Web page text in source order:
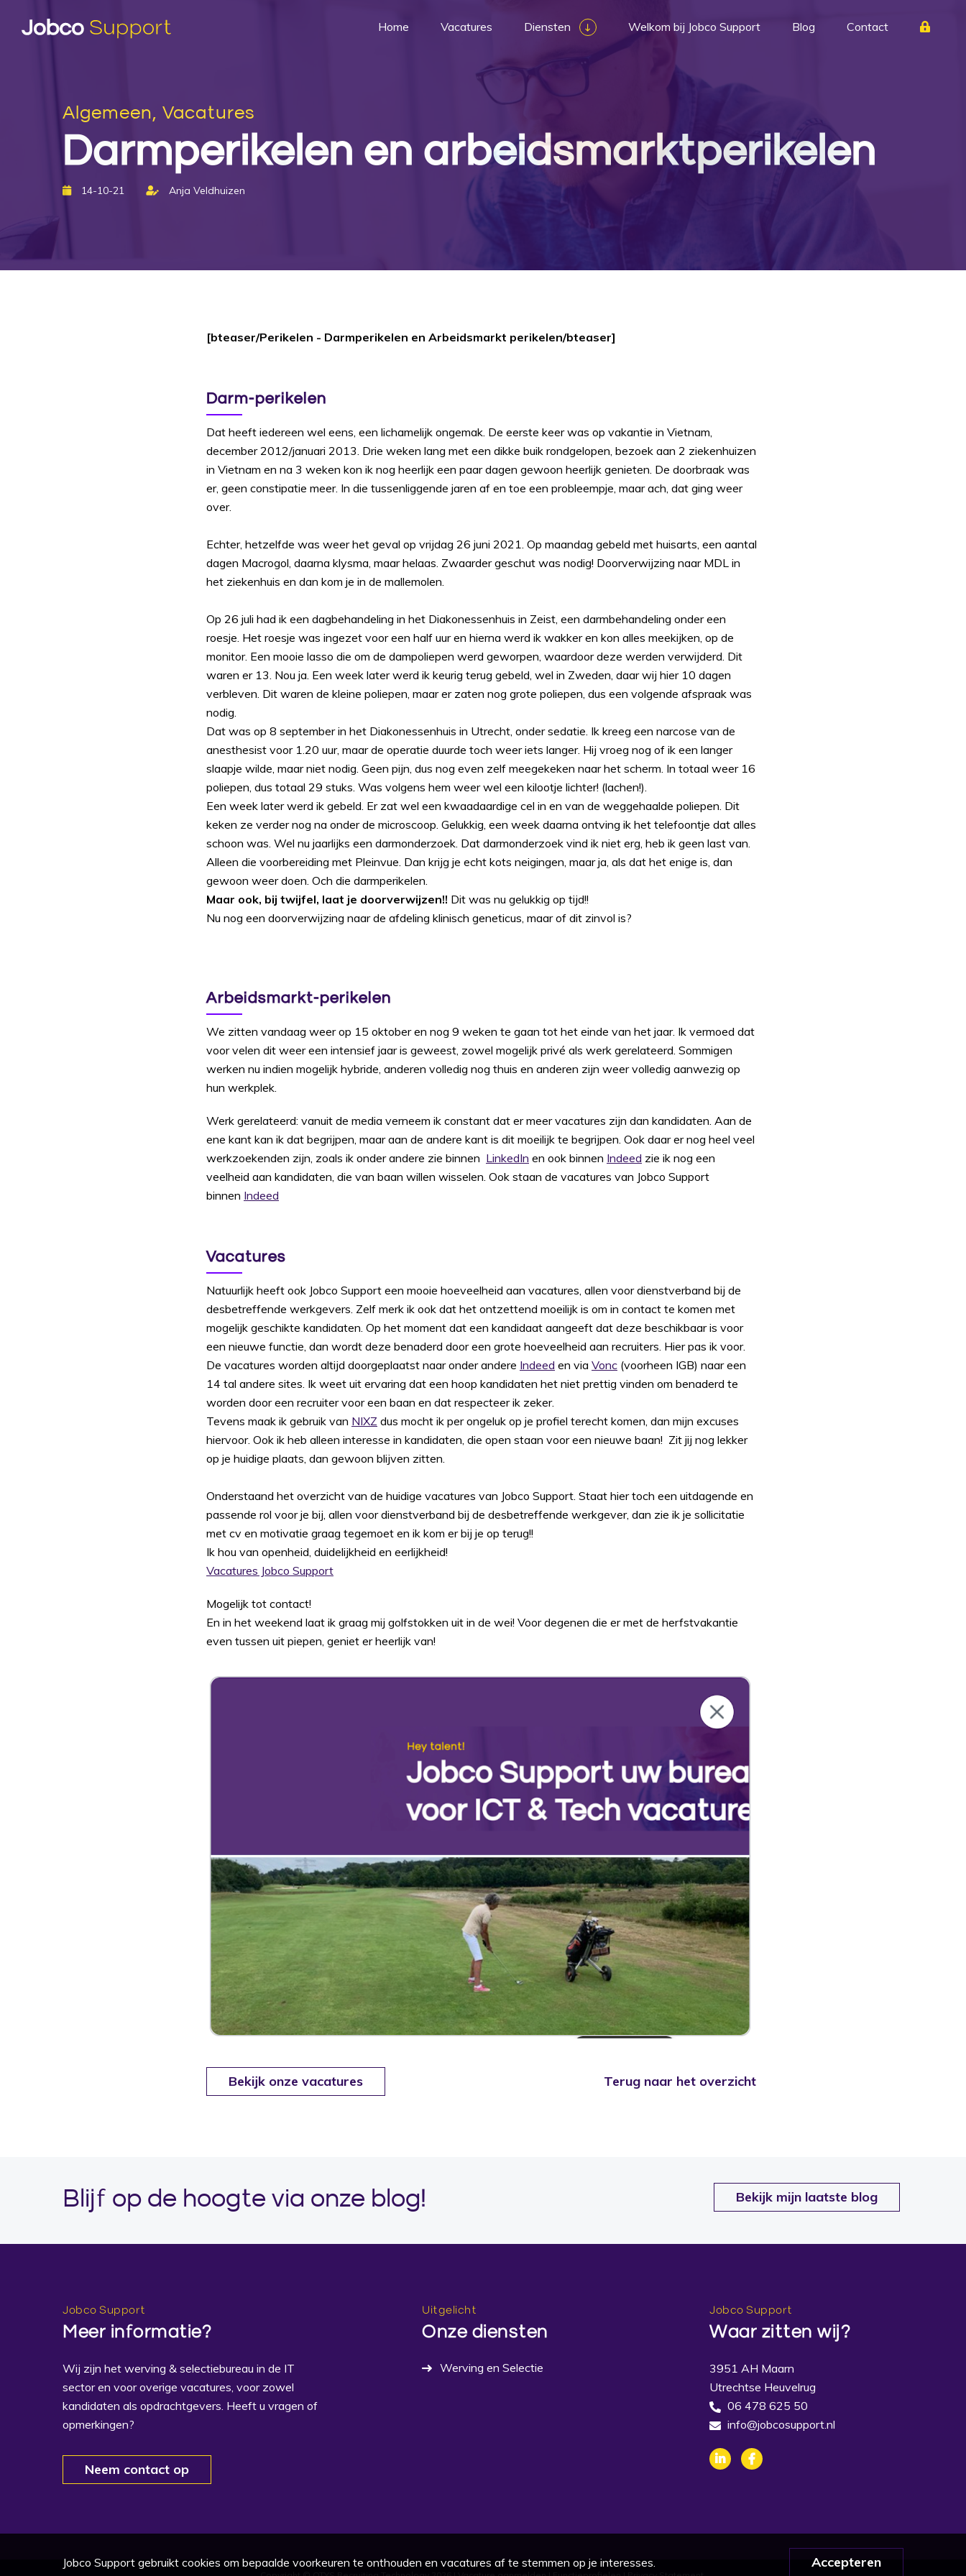
Home Vacatures Diensten Welkom bij Jobco Support Blog Contact
Algemeen, Vacatures
Darmperikelen en arbeidsmarktperikelen
14-10-21 Anja Veldhuizen
[bteaser/Perikelen - Darmperikelen en Arbeidsmarkt perikelen/bteaser]
Darm-perikelen
Dat heeft iedereen wel eens, een lichamelijk ongemak. De eerste keer was op vakantie in Vietnam,
december 2012/januari 2013. Drie weken lang met een dikke buik rondgelopen, bezoek aan 2 ziekenhuizen
in Vietnam en na 3 weken kon ik nog heerlijk een paar dagen gewoon heerlijk genieten. De doorbraak was
er, geen constipatie meer. In die tussenliggende jaren af en toe een probleempje, maar ach, dat ging weer
over.
Echter, hetzelfde was weer het geval op vrijdag 26 juni 2021. Op maandag gebeld met huisarts, een aantal
dagen Macrogol, daarna klysma, maar helaas. Zwaarder geschut was nodig! Doorverwijzing naar MDL in
het ziekenhuis en dan kom je in de mallemolen.
Op 26 juli had ik een dagbehandeling in het Diakonessenhuis in Zeist, een darmbehandeling onder een
roesje. Het roesje was ingezet voor een half uur en hierna werd ik wakker en kon alles meekijken, op de
monitor. Een mooie lasso die om de dampoliepen werd geworpen, waardoor deze werden verwijderd. Dit
waren er 13. Nou ja. Een week later werd ik keurig terug gebeld, wel in Zweden, daar wij hier 10 dagen
verbleven. Dit waren de kleine poliepen, maar er zaten nog grote poliepen, dus een volgende afspraak was
nodig.
Dat was op 8 september in het Diakonessenhuis in Utrecht, onder sedatie. Ik kreeg een narcose van de
anesthesist voor 1.20 uur, maar de operatie duurde toch weer iets langer. Hij vroeg nog of ik een langer
slaapje wilde, maar niet nodig. Geen pijn, dus nog even zelf meegekeken naar het scherm. In totaal weer 16
poliepen, dus totaal 29 stuks. Was volgens hem weer wel een kilootje lichter! (lachen!).
Een week later werd ik gebeld. Er zat wel een kwaadaardige cel in en van de weggehaalde poliepen. Dit
keken ze verder nog na onder de microscoop. Gelukkig, een week daarna ontving ik het telefoontje dat alles
schoon was. Wel nu jaarlijks een darmonderzoek. Dat darmonderzoek vind ik niet erg, heb ik geen last van.
Alleen die voorbereiding met Pleinvue. Dan krijg je echt kots neigingen, maar ja, als dat het enige is, dan
gewoon weer doen. Och die darmperikelen.
Maar ook, bij twijfel, laat je doorverwijzen!! Dit was nu gelukkig op tijd!!
Nu nog een doorverwijzing naar de afdeling klinisch geneticus, maar of dit zinvol is?
Arbeidsmarkt-perikelen
We zitten vandaag weer op 15 oktober en nog 9 weken te gaan tot het einde van het jaar. Ik vermoed dat
voor velen dit weer een intensief jaar is geweest, zowel mogelijk privé als werk gerelateerd. Sommigen
werken nu indien mogelijk hybride, anderen volledig nog thuis en anderen zijn weer volledig aanwezig op
hun werkplek.
Werk gerelateerd: vanuit de media verneem ik constant dat er meer vacatures zijn dan kandidaten. Aan de
ene kant kan ik dat begrijpen, maar aan de andere kant is dit moeilijk te begrijpen. Ook daar er nog heel veel
werkzoekenden zijn, zoals ik onder andere zie binnen LinkedIn en ook binnen Indeed zie ik nog een
veelheid aan kandidaten, die van baan willen wisselen. Ook staan de vacatures van Jobco Support
binnen Indeed
Vacatures
Natuurlijk heeft ook Jobco Support een mooie hoeveelheid aan vacatures, allen voor dienstverband bij de
desbetreffende werkgevers. Zelf merk ik ook dat het ontzettend moeilijk is om in contact te komen met
mogelijk geschikte kandidaten. Op het moment dat een kandidaat aangeeft dat deze beschikbaar is voor
een nieuwe functie, dan wordt deze benaderd door een grote hoeveelheid aan recruiters. Hier pas ik voor.
De vacatures worden altijd doorgeplaatst naar onder andere Indeed en via Vonc (voorheen IGB) naar een
14 tal andere sites. Ik weet uit ervaring dat een hoop kandidaten het niet prettig vinden om benaderd te
worden door een recruiter voor een baan en dat respecteer ik zeker.
Tevens maak ik gebruik van NIXZ dus mocht ik per ongeluk op je profiel terecht komen, dan mijn excuses
hiervoor. Ook ik heb alleen interesse in kandidaten, die open staan voor een nieuwe baan! Zit jij nog lekker
op je huidige plaats, dan gewoon blijven zitten.
Onderstaand het overzicht van de huidige vacatures van Jobco Support. Staat hier toch een uitdagende en
passende rol voor je bij, allen voor dienstverband bij de desbetreffende werkgever, dan zie ik je sollicitatie
met cv en motivatie graag tegemoet en ik kom er bij je op terug!!
Ik hou van openheid, duidelijkheid en eerlijkheid!
Vacatures Jobco Support
Mogelijk tot contact!
En in het weekend laat ik graag mij golfstokken uit in de wei! Voor degenen die er met de herfstvakantie
even tussen uit piepen, geniet er heerlijk van!
Bekijk onze vacatures Terug naar het overzicht
Blijf op de hoogte via onze blog! Bekijk mijn laatste blog
Jobco Support
Meer informatie?
Wij zijn het werving & selectiebureau in de IT
sector en voor overige vacatures, voor zowel
kandidaten als opdrachtgevers. Heeft u vragen of
opmerkingen?
Neem contact op
Uitgelicht
Onze diensten
Werving en Selectie
Jobco Support
Waar zitten wij?
3951 AH Maarn
Utrechtse Heuvelrug
06 478 625 50
info@jobcosupport.nl
Jobco Support gebruikt cookies om bepaalde voorkeuren te onthouden en vacatures af te stemmen op je interesses.